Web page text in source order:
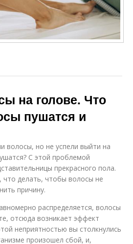
Вьющиеся волосы
на голове. Что
пушатся и
волосы, но не успели выйти на
С этой проблемой
прекрасного пола.
что делать, чтобы волосы не
причину.
распределяется, волосы
отсюда возникает эффект
неприятностью вы столкнулись
произошел сбой, и,